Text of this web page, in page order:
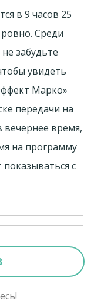
в 9 часов 25
Среди
забудьте
увидеть
Марко»
передачи на
вечернее время,
на программу
с